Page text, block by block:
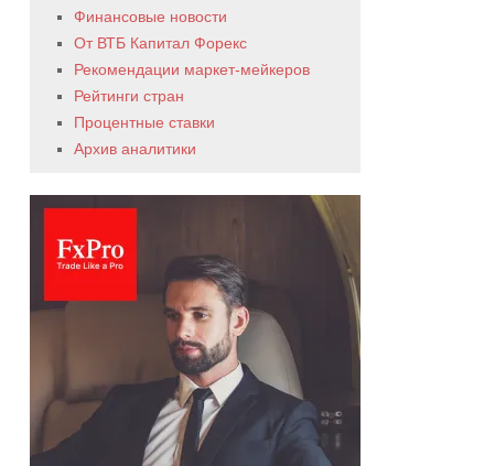
Финансовые новости
От ВТБ Капитал Форекс
Рекомендации маркет-мейкеров
Рейтинги стран
Процентные ставки
Архив аналитики